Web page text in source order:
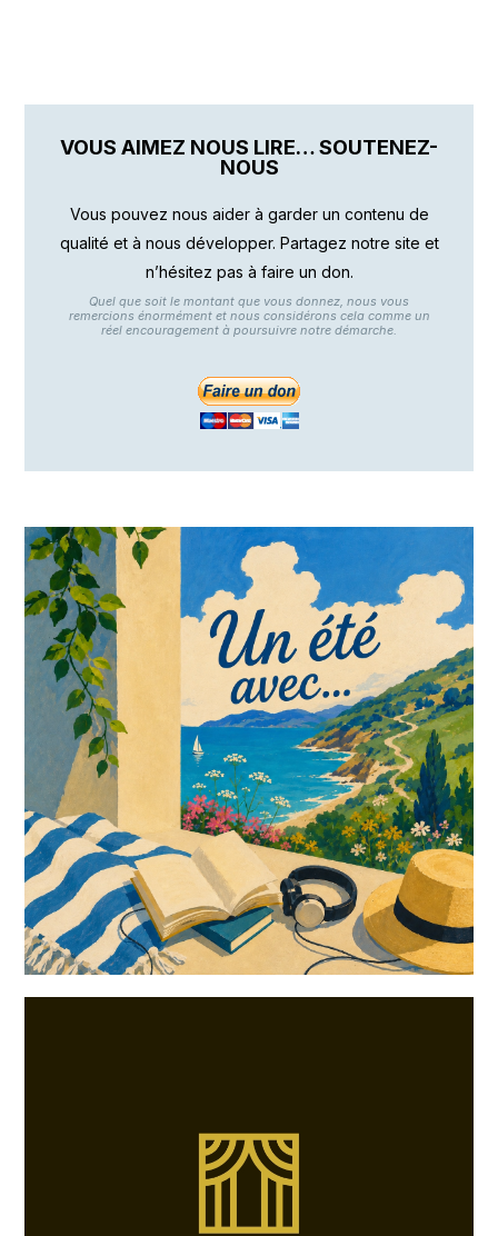
VOUS AIMEZ NOUS LIRE… SOUTENEZ-
NOUS
Vous pouvez nous aider à garder un contenu de
qualité et à nous développer. Partagez notre site et
n’hésitez pas à faire un don.
Quel que soit le montant que vous donnez, nous vous
remercions énormément et nous considérons cela comme un
réel encouragement à poursuivre notre démarche.